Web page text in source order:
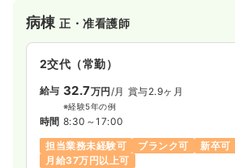
外来助産師
日勤のみ（常勤）
給与 22.8万円〜/月
※一例
時間 8:30～17:30
月給25万円以上可
気になる
その他正看護師
日勤のみ（常勤）
病棟正・准看護師
2交代（常勤）
給与 32.7万円/月 賞与2.9ヶ月
※経験5年の例
時間 8:30～17:00
担当業務未経験可
ブランク可 新卒可
月給37万円以上可